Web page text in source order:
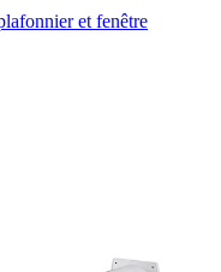
et fenêtre